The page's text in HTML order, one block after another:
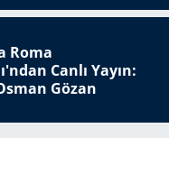
Roma
Canlı Yayın:
Gözan